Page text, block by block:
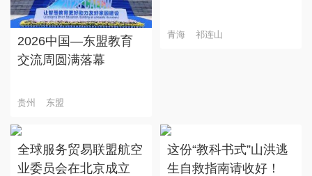
2026中国—东盟教育
交流周圆满落幕
贵州 东盟
青海 祁连山
全球服务贸易联盟航空
业委员会在北京成立
这份“教科书式”山洪逃
生自救指南请收好！